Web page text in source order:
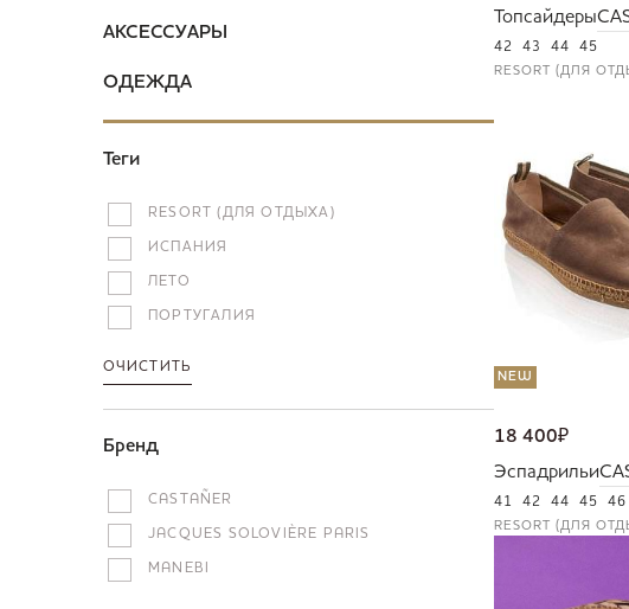
АКСЕССУАРЫ
ОДЕЖДА
Теги
RESORT (ДЛЯ ОТДЫХА)
ИСПАНИЯ
ЛЕТО
ПОРТУГАЛИЯ
ОЧИСТИТЬ
Бренд
CASTAÑER
JACQUES SOLOVIÈRE PARIS
MANEBI
Топсайдеры
42 43 44 45
RESORT (ДЛЯ
NEW
18 400₽
Эспадрильи
41 42 44 45 46
RESORT (ДЛЯ